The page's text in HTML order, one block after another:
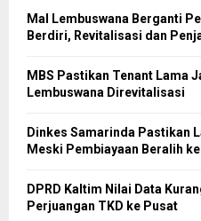
Mal Lembuswana Berganti
Berdiri, Revitalisasi dan
MBS Pastikan Tenant Lama
Lembuswana Direvitalisasi
Dinkes Samarinda Pastikan
Meski Pembiayaan Beralih
DPRD Kaltim Nilai Data
Perjuangan TKD ke Pusat